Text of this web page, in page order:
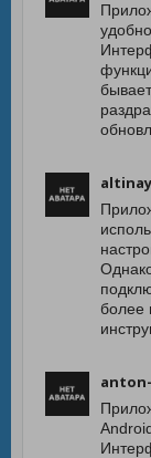
altinay
более